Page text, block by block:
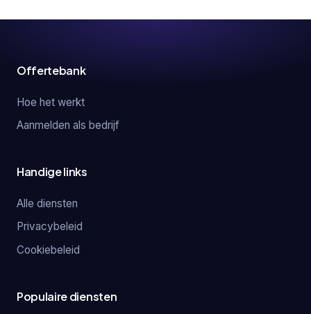
Offertebank
Hoe het werkt
Aanmelden als bedrijf
Handige links
Alle diensten
Privacybeleid
Cookiebeleid
Populaire diensten